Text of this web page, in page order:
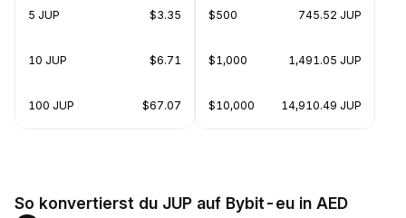
5 JUP $3.35
10 JUP $6.71
100 JUP $67.07
$500 745.52 JUP
$1,000 1,491.05 JUP
$10,000 14,910.49 JUP
So konvertierst du JUP auf Bybit-eu in AED